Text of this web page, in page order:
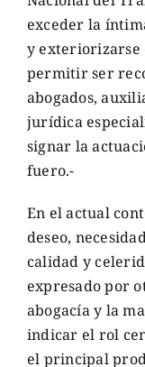
exceder la
y exteriorizarse
permitir ser
abogados,
jurídica
signar la
fuero.-
En el actual
deseo,
calidad y
expresado por
abogacía y la
indicar el rol
el principal